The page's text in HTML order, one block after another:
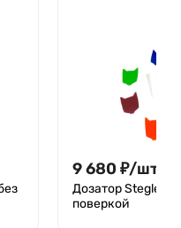
9 680 ₽/шт.
Дозатор Stegler
поверкой